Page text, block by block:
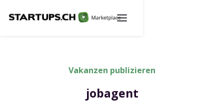
Vakanzen publizieren
jobagent